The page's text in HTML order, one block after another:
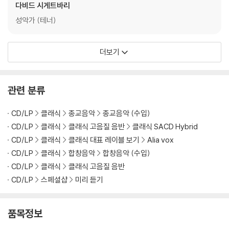
다비드 시게트바리
성악가 (테너)
더보기
관련 분류
CD/LP 클래식 종교음악
종교음악 (수입)
CD/LP
클래식 클래식 고음질 음반
클래식 SACD Hybrid
CD/LP
클래식 클래식 대표 레이블 보기
Alia vox
CD/LP
클래식 합창음악
합창음악 (수입)
CD/LP
클래식
클래식 고음질 음반
CD/LP
스페셜샵 미리 듣기
품목정보